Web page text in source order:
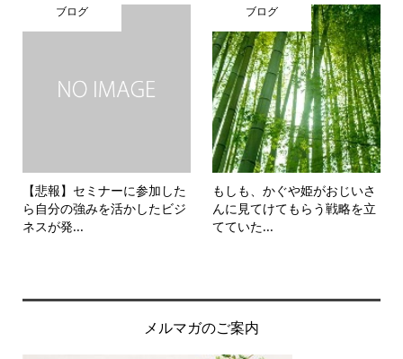
ブログ
【悲報】セミナーに参加した
ら自分の強みを活かしたビジ
ネスが発...
ブログ
もしも、かぐや姫がおじいさ
んに見てけてもらう戦略を立
てていた...
メルマガのご案内